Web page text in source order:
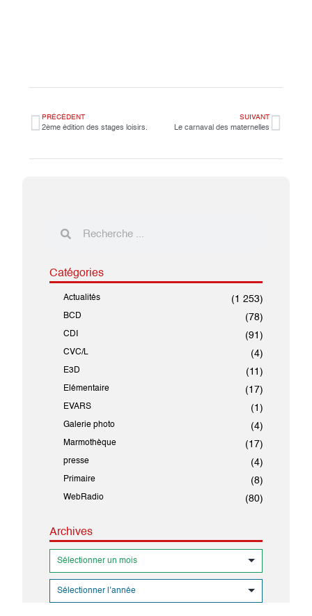
PRÉCÉDENT
2ème édition des stages loisirs.
SUIVANT
Le carnaval des maternelles
Catégories
Actualités (1 253)
BCD (78)
CDI (91)
CVC/L (4)
E3D (11)
Elémentaire (17)
EVARS (1)
Galerie photo (4)
Marmothèque (17)
presse (4)
Primaire (8)
WebRadio (80)
Archives